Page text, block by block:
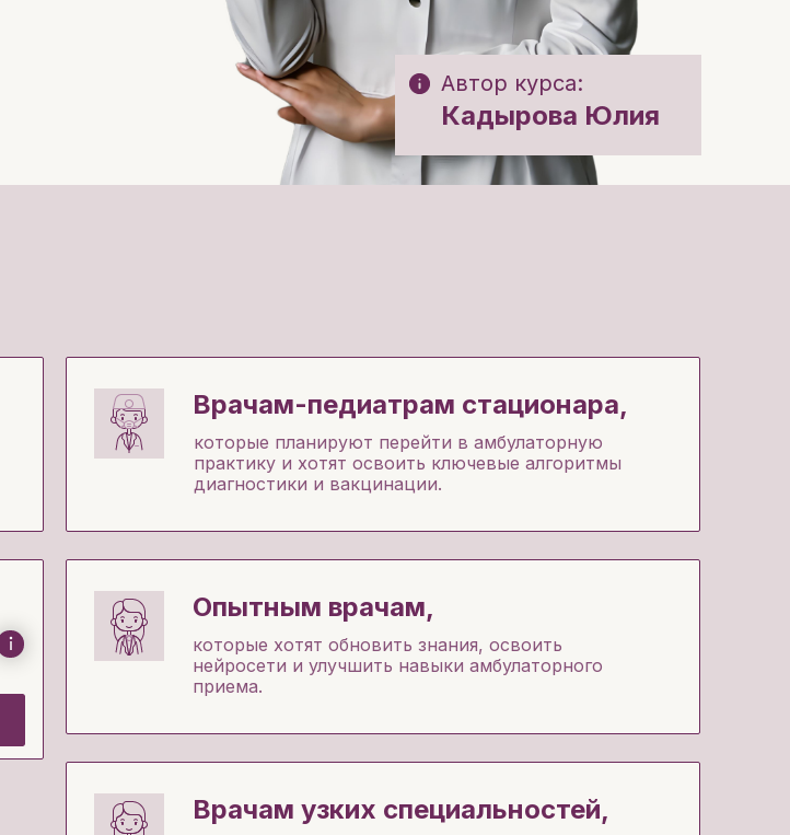
Кадырова Юлия
Автор курса:
Врачам-педиатрам стационара,
Опытным врачам,
которые хотят обновить знания, освоить
нейросети и улучшить навыки амбулаторного
приема.
Врачам узких специальностей,
которые планируют перейти в амбулаторную
практику и хотят освоить ключевые алгоритмы
диагностики и вакцинации.